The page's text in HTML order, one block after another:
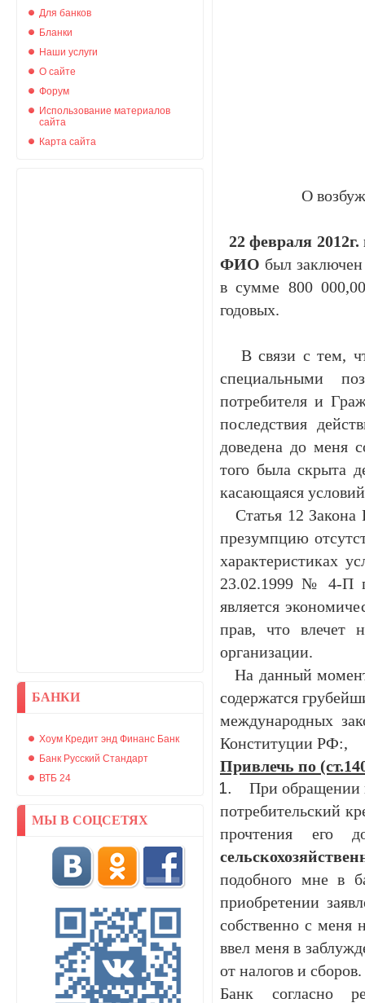
Для банков
Бланки
Наши услуги
О сайте
Форум
Использование материалов
сайта
Карта сайта
БАНКИ
Хоум Кредит энд Финанс Банк
Банк Русский Стандарт
ВТБ 24
МЫ В СОЦСЕТЯХ
О
22 февраля
ФИО был
в сумме 800
годовых.
В связи с тем,
специальными
потребителя и
последствия
доведена до меня
того была скрыта
касающаяся
Статья 12
презумпцию
характеристиках
23.02.1999 № 4-П
является
прав, что влечет
организации.
На данный момент
содержатся
международных
Конституции РФ:,
Привлечь по
При обращении
потребительский
прочтения его
подобного мне в
приобретении
собственно с меня
ввел меня в
от налогов и
Банк согласно